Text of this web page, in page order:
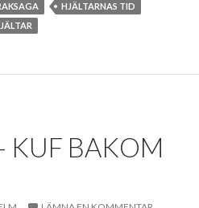
HJÄLTARNAS TID
KUF BAKOM